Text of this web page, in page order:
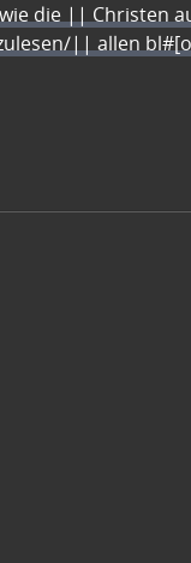
die || Christen
|| allen